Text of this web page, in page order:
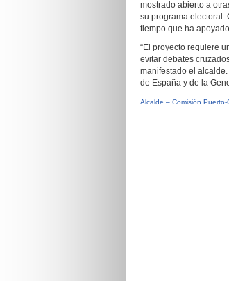
mostrado abierto a
su programa electoral.
tiempo que ha
“El proyecto requiere
evitar debates
manifestado el
de España y de la
Alcalde – Comisión Puerto-